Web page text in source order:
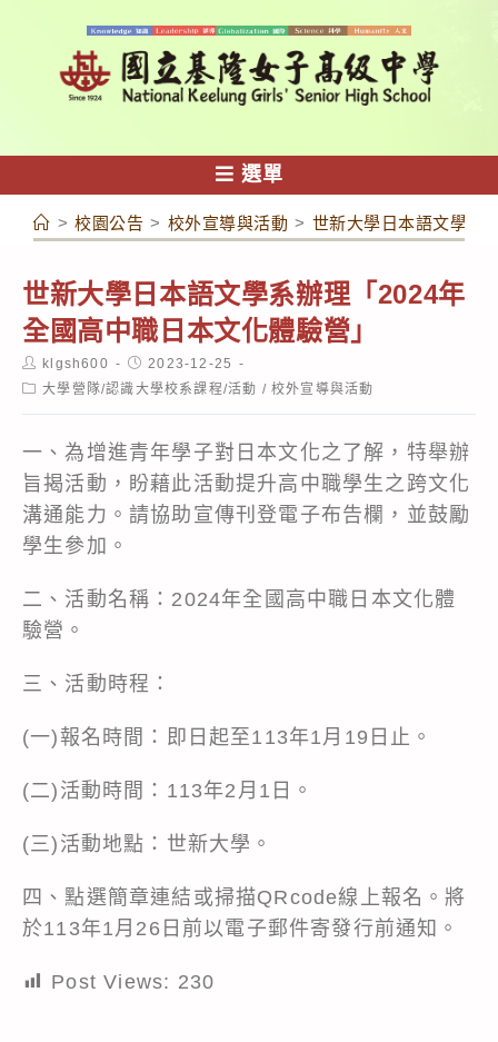
容
選單
> 校園公告 > 校外宣導與活動 > 世新大學日本語文學系
世新大學日本語文學系辦理「2024年
全國高中職日本文化體驗營」
Post
author:
klgsh600
Post
published:
2023-12-25
Post大學營隊/認識大學校系課程/活動 / 校外宣導與活動
一、為增進青年學子對日本文化之了解，特舉辦
旨揭活動，盼藉此活動提升高中職學生之跨文化
溝通能力。請協助宣傳刊登電子布告欄，並鼓勵
學生參加。
二、活動名稱：2024年全國高中職日本文化體
驗營。
三、活動時程：
(一)報名時間：即日起至113年1月19日止。
(二)活動時間：113年2月1日。
(三)活動地點：世新大學。
四、點選簡章連結或掃描QRcode線上報名。將
於113年1月26日前以電子郵件寄發行前通知。
Post Views: 230